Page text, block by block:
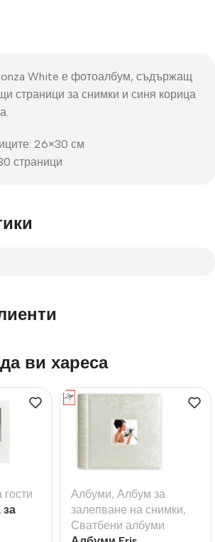
White е фотоалбум, съдържащ
страници за снимки и синя корица
26×30 см
страници
ви хареса
гости
за
Албуми, Албум за
залепване на снимки,
Сватбени албуми